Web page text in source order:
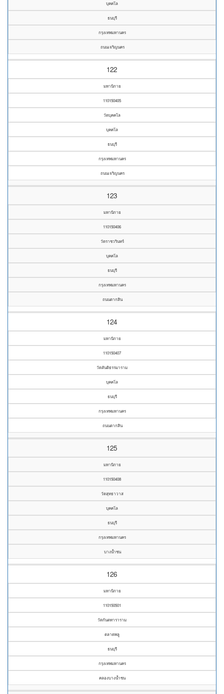
บุคคโล
ธนบุรี
กรุงเทพมหานคร
ถนนเจริญนคร
122
มหานิกาย
110150405
วัดบุคคโล
บุคคโล
ธนบุรี
กรุงเทพมหานคร
ถนนเจริญนคร
123
มหานิกาย
110150406
วัดราชวรินทร์
บุคคโล
ธนบุรี
กรุงเทพมหานคร
ถนนตากสิน
124
มหานิกาย
110150407
วัดสันติธรรมาราม
บุคคโล
ธนบุรี
กรุงเทพมหานคร
ถนนตากสิน
125
มหานิกาย
110150408
วัดสุทธาวาส
บุคคโล
ธนบุรี
กรุงเทพมหานคร
บางน้ำชน
126
มหานิกาย
110150501
วัดกันตทาราราม
ตลาดพลู
ธนบุรี
กรุงเทพมหานคร
คลองบางน้ำชน